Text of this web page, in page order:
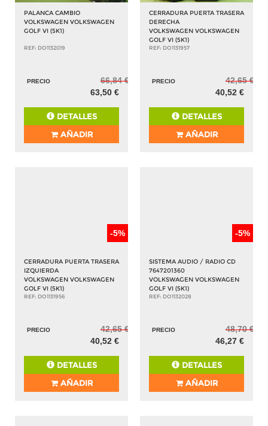
PALANCA CAMBIO
VOLKSWAGEN VOLKSWAGEN
GOLF VI (5K1)
REF: DO1132019
PRECIO
66,84 €
63,50 €
DETALLES
AÑADIR
CERRADURA PUERTA TRASERA
DERECHA
VOLKSWAGEN VOLKSWAGEN
GOLF VI (5K1)
REF: DO1131957
PRECIO
42,65 €
40,52 €
DETALLES
AÑADIR
-5%
CERRADURA PUERTA TRASERA
IZQUIERDA
VOLKSWAGEN VOLKSWAGEN
GOLF VI (5K1)
REF: DO1131956
PRECIO
42,65 €
40,52 €
DETALLES
AÑADIR
-5%
SISTEMA AUDIO / RADIO CD
7647201360
VOLKSWAGEN VOLKSWAGEN
GOLF VI (5K1)
REF: DO1132028
PRECIO
48,70 €
46,27 €
DETALLES
AÑADIR